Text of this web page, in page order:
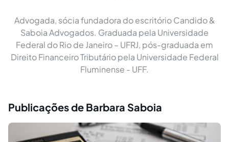
Advogada, sócia fundadora do escritório Candido &
Saboia Advogados. Graduada pela Universidade
Federal do Rio de Janeiro – UFRJ, pós-graduada em
Direito Financeiro Tributário pela Universidade Federal
Fluminense - UFF.
Publicações de Barbara Saboia